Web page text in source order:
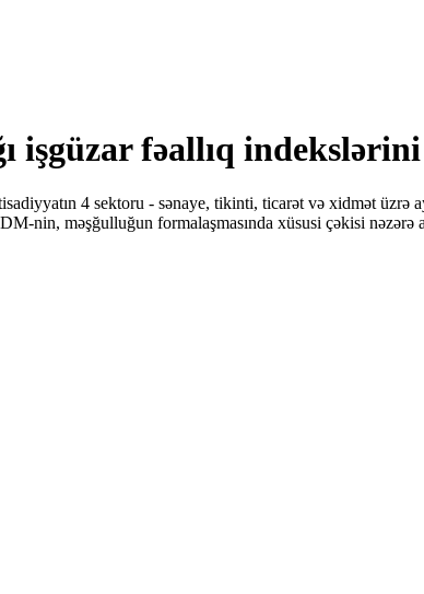
işgüzar fəallıq
4 sektoru - sənaye, tikinti, ticarət və xidmət üzrə
nin, məşğulluğun formalaşmasında xüsusi çəkisi nəzərə